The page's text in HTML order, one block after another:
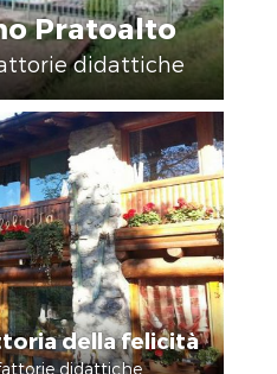
Pratoalto
didattiche
della felicità
didattiche